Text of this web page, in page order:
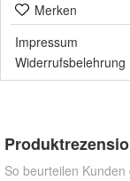
Merken
Impressum
Widerrufsbelehrung
So beurteilen